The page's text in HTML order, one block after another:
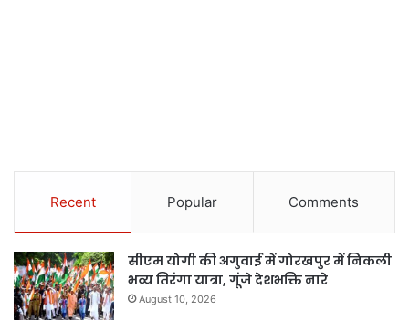
Recent Popular Comments
सीएम योगी की अगुवाई में गोरखपुर में निकली
भव्य तिरंगा यात्रा, गूंजे देशभक्ति नारे
August 10, 2026